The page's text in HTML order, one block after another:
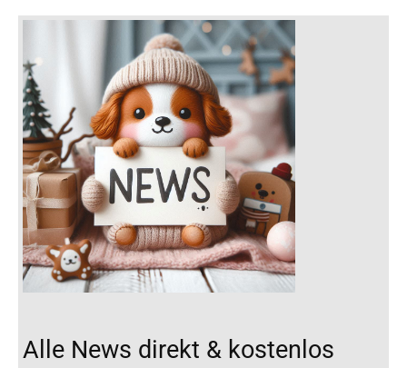
Alle News direkt & kostenlos